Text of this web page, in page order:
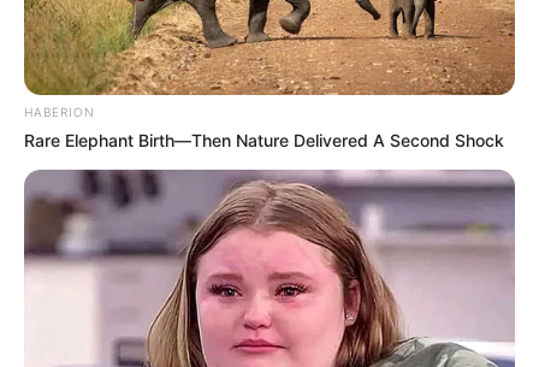
HABERION
Rare Elephant Birth—Then Nature Delivered A Second Shock